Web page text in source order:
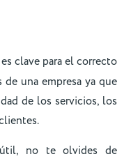
es clave para el correcto
una empresa ya que
de los servicios, los
no te olvides de